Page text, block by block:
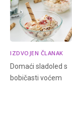
IZDVOJEN ČLANAK
Domaći sladoled s
bobičasti voćem